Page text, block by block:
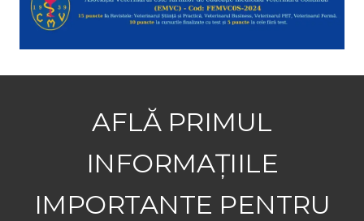
AFLĂ PRIMUL
INFORMAȚIILE
IMPORTANTE PENTRU